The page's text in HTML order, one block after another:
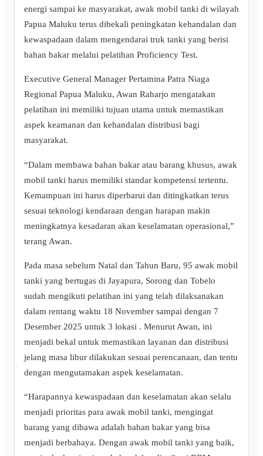
energi sampai ke masyarakat, awak mobil tanki di wilayah
Papua Maluku terus dibekali peningkatan kehandalan dan
kewaspadaan dalam mengendarai truk tanki yang berisi
bahan bakar melalui pelatihan Proficiency Test.
Executive General Manager Pertamina Patra Niaga
Regional Papua Maluku, Awan Raharjo mengatakan
pelatihan ini memiliki tujuan utama untuk memastikan
aspek keamanan dan kehandalan distribusi bagi
masyarakat.
“Dalam membawa bahan bakar atau barang khusus, awak
mobil tanki harus memiliki standar kompetensi tertentu.
Kemampuan ini harus diperbarui dan ditingkatkan terus
sesuai teknologi kendaraan dengan harapan makin
meningkatnya kesadaran akan keselamatan operasional,”
terang Awan.
Pada masa sebelum Natal dan Tahun Baru, 95 awak mobil
tanki yang bertugas di Jayapura, Sorong dan Tobelo
sudah mengikuti pelatihan ini yang telah dilaksanakan
dalam rentang waktu 18 November sampai dengan 7
Desember 2025 untuk 3 lokasi . Menurut Awan, ini
menjadi bekal untuk memastikan layanan dan distribusi
jelang masa libur dilakukan sesuai perencanaan, dan tentu
dengan mengutamakan aspek keselamatan.
“Harapannya kewaspadaan dan keselamatan akan selalu
menjadi prioritas para awak mobil tanki, mengingat
barang yang dibawa adalah bahan bakar yang bisa
menjadi berbahaya. Dengan awak mobil tanki yang baik,